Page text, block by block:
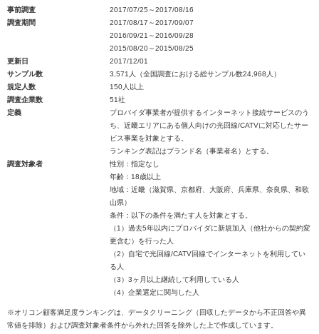
事前調査
2017/07/25～2017/08/16
調査期間
2017/08/17～2017/09/07
2016/09/21～2016/09/28
2015/08/20～2015/08/25
更新日
2017/12/01
サンプル数
3,571人（全国調査における総サンプル数24,968人）
規定人数
150人以上
調査企業数
51社
定義
プロバイダ事業者が提供するインターネット接続サービスのう
ち、近畿エリアにある個人向けの光回線/CATVに対応したサー
ビス事業を対象とする。
ランキング表記はブランド名（事業者名）とする。
調査対象者
性別：指定なし
年齢：18歳以上
地域：近畿（滋賀県、京都府、大阪府、兵庫県、奈良県、和歌
山県）
条件：以下の条件を満たす人を対象とする。
（1）過去5年以内にプロバイダに新規加入（他社からの契約変
更含む）を行った人
（2）自宅で光回線/CATV回線でインターネットを利用してい
る人
（3）3ヶ月以上継続して利用している人
（4）企業選定に関与した人
※オリコン顧客満足度ランキングは、データクリーニング（回収したデータから不正回答や異
常値を排除）および調査対象者条件から外れた回答を除外した上で作成しています。